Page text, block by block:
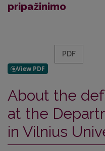
pripažinimo
PDF
About the
at the
in Vilnius